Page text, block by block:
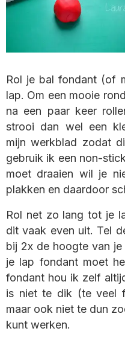
Rol je bal fondant (of
lap. Om een mooie
na een paar keer
strooi dan wel een
mijn werkblad zodat
gebruik ik een non-
moet draaien wil je
plakken en daardoor
Rol net zo lang tot je
dit vaak even uit. Tel
bij 2x de hoogte van
je lap fondant moet
fondant hou ik zelf
is niet te dik (te veel
maar ook niet te dun
kunt werken.